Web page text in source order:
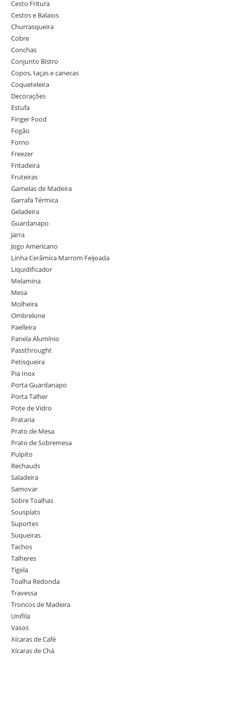
Cesto Fritura
Cestos e Balaios
Churrasqueira
Cobre
Conchas
Conjunto Bistro
Copos, taças e canecas
Coqueteleira
Decorações
Estufa
Finger Food
Fogão
Forno
Freezer
Fritadeira
Fruteiras
Gamelas de Madeira
Garrafa Térmica
Geladeira
Guardanapo
Jarra
Jogo Americano
Linha Cerâmica Marrom Feijoada
Liquidificador
Melamina
Mesa
Molheira
Ombrelone
Paelleira
Panela Alumínio
Passthrought
Petisqueira
Pia Inox
Porta Guardanapo
Porta Talher
Pote de Vidro
Prataria
Prato de Mesa
Prato de Sobremesa
Pulpito
Rechauds
Saladeira
Samovar
Sobre Toalhas
Sousplats
Suportes
Suqueiras
Tachos
Talheres
Tigela
Toalha Redonda
Travessa
Troncos de Madeira
Unifila
Vasos
Xícaras de Café
Xícaras de Chá